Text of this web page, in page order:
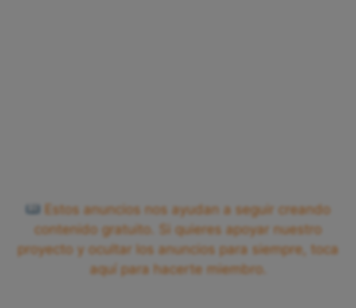
Estos anuncios nos ayudan a seguir creando
contenido gratuito. Si quieres apoyar nuestro
proyecto y ocultar los anuncios para siempre, toca
aquí para hacerte miembro.